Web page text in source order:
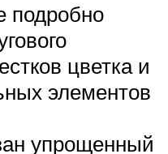
подробно
цветка и
элементов
упрощенный